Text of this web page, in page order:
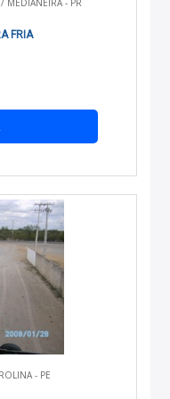
carregue o baú
vedação e
do baú.
garantia de 2 anos,
e problemas de
Para Veículos
/ MEDIANEIRA - PR
FRIA
- PE